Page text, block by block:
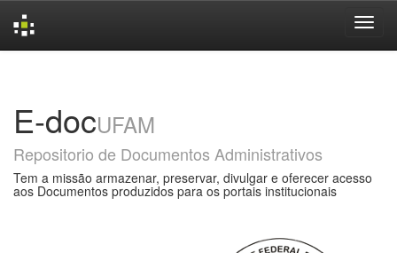
E-docUFAM
Repositorio de Documentos Administrativos
Tem a missão armazenar, preservar, divulgar e oferecer acesso
aos Documentos produzidos para os portais institucionais